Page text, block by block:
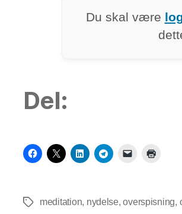
Du skal være
Del:
Tagsmeditation, nydelse,overspisning,